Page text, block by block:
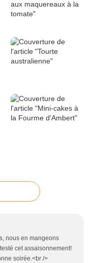
nous en mangeons
cet assaisonnement!
soirée.<br />